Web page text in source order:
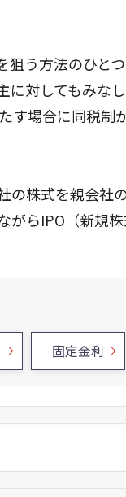
う方法のひと
対してもみな
す場合に同税制
株式を親会社
らIPO（新規
固定金利